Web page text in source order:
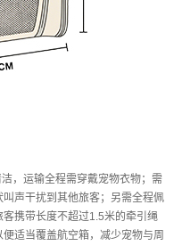
，运输全程需穿戴宠物衣物；需
声干扰到其他旅客；另需全程佩
携带长度不超过1.5米的牵引绳
适当覆盖航空箱，减少宠物与周